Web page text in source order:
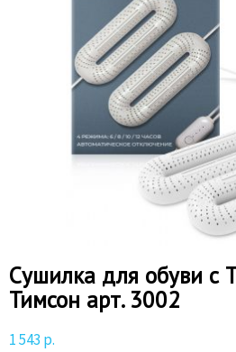
Сушилка для обуви
Тимсон арт. 3002
1 543 р.